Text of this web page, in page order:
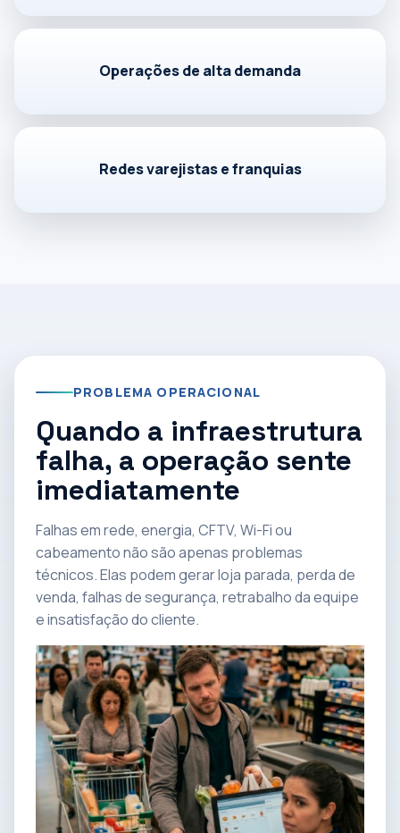
Operações de alta demanda
Redes varejistas e franquias
PROBLEMA OPERACIONAL
Quando a infraestrutura
falha, a operação sente
imediatamente
Falhas em rede, energia, CFTV, Wi-Fi ou
cabeamento não são apenas problemas
técnicos. Elas podem gerar loja parada, perda de
venda, falhas de segurança, retrabalho da equipe
e insatisfação do cliente.